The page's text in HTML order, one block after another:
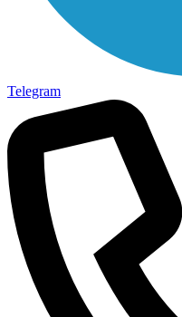
Telegram